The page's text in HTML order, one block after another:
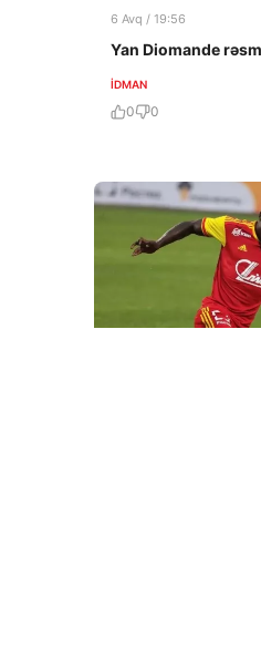
6 Avq / 19:56
Yan Diomande
İDMAN
0 0